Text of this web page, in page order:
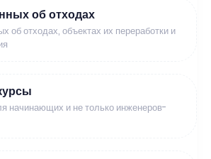
об отходах
об отходах, объектах их переработки и
начинающих и не только инженеров-